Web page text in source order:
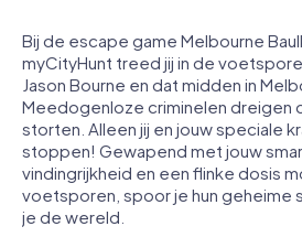
Bij de escape game Melbourne
myCityHunt treed jij in de
Jason Bourne en dat midden in
Meedogenloze criminelen dreigen
storten. Alleen jij en jouw speciale
stoppen! Gewapend met jouw
vindingrijkheid en een flinke dosis
voetsporen, spoor je hun geheime
je de wereld.